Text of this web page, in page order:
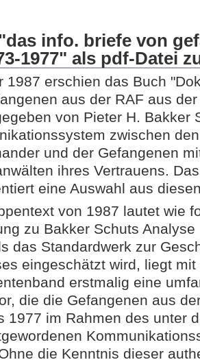
info. briefe von
1977" als pdf-Datei
1987 erschien das Buch
aus der RAF aus
von Pieter H. Bakker
zwischen
und der Gefangenen
ihres Vertrauens.
eine Auswahl aus
von 1987 lautet wie
zu Bakker Schuts
das Standardwerk zur
eingeschätzt wird, liegt mit
erstmalig eine
die die Gefangenen aus
1977 im Rahmen des unter
die Kenntnis dieser